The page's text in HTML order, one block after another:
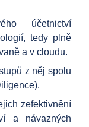
účetnictví
tedy plně
a v cloudu.
z něj spolu
zefektivnění
a návazných